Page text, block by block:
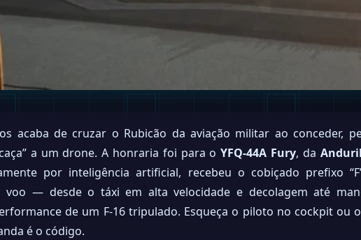
acaba de cruzar o Rubicão da aviação militar ao conceder,
a um drone. A honraria foi para oYFQ-44A Fury, da
por inteligência artificial, recebeu o cobiçado prefixo
— desde o táxi em alta velocidade e decolagem até
de um F-16 tripulado. Esqueça o piloto no cockpit ou
é o código.